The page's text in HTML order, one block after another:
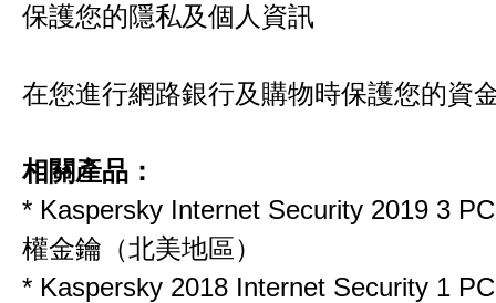
保護您的隱私及個人資訊
在您進行網路銀行及購物時保護您的資
相關產品：
* Kaspersky Internet Security 2019 3
權金鑰（北美地區）
* Kaspersky 2018 Internet Security 1